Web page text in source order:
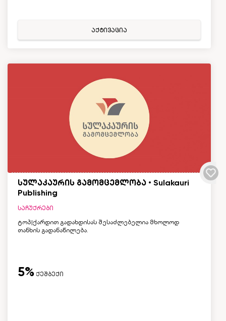
აქტივაცია
სულაკაურის გამომცემლობა • Sulakauri
Publishing
საჩუქრები
ტოპ|ქარდით გადახდისას შესაძლებელია მხოლოდ
თანხის გადანაწილება.
5% ქეშბექი